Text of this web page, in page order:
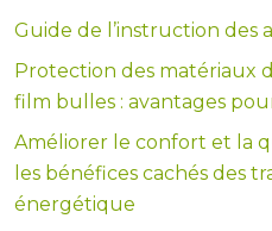
Guide de l’instruction des
Protection des matériaux
film bulles : avantages
Améliorer le confort et la
les bénéfices cachés des
énergétique